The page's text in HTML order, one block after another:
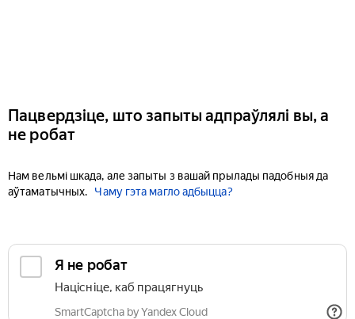
Пацвердзіце, што запыты адпраўлялі вы, а
не робат
Нам вельмі шкада, але запыты з вашай прылады падобныя да
аўтаматычных.
Чаму гэта магло адбыцца?
Я не робат
Націсніце, каб працягнуць
SmartCaptcha by Yandex Cloud